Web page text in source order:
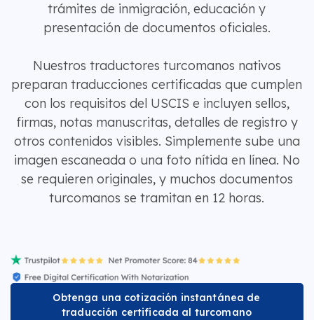
trámites de inmigración, educación y
presentación de documentos oficiales.
Nuestros traductores turcomanos nativos
preparan traducciones certificadas que cumplen
con los requisitos del USCIS e incluyen sellos,
firmas, notas manuscritas, detalles de registro y
otros contenidos visibles. Simplemente sube una
imagen escaneada o una foto nítida en línea. No
se requieren originales, y muchos documentos
turcomanos se tramitan en 12 horas.
Obtenga una cotización instantánea de
traducción certificada al turcomano